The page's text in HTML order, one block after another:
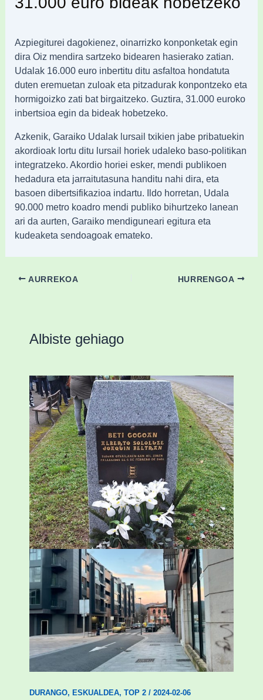
Azpiegiturei dagokienez, oinarrizko konponketak egin
dira Oiz mendira sartzeko bidearen hasierako zatian.
Udalak 16.000 euro inbertitu ditu asfaltoa hondatuta
duten eremuetan zuloak eta pitzadurak konpontzeko eta
hormigoizko zati bat birgaitzeko. Guztira, 31.000 euroko
inbertsioa egin da bideak hobetzeko.
Azkenik, Garaiko Udalak lursail txikien jabe pribatuekin
akordioak lortu ditu lursail horiek udaleko baso-politikan
integratzeko. Akordio horiei esker, mendi publikoen
hedadura eta jarraitutasuna handitu nahi dira, eta
basoen dibertsifikazioa indartu. Ildo horretan, Udala
90.000 metro koadro mendi publiko bihurtzeko lanean
ari da aurten, Garaiko mendiguneari egitura eta
kudeaketa sendoagoak emateko.
AURREKOA HURRENGOA
Albiste gehiago
«Azkenengo 40 urteetan Zaldibar jo zuen
ingurumen-hondamendirik larriena»
ESKUALDEA,ZALDIBAR/2024-02-06
Udal etxebizitza tasatuei buruzko lehen
ordenantza izango du Durangok
DURANGO, ESKUALDEA, TOP 2/ 2024-02-06